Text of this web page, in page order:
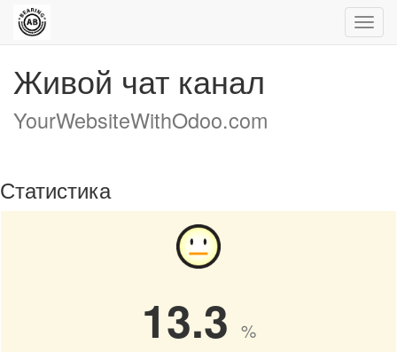
Живой чат канал
YourWebsiteWithOdoo.com
Статистика
13.3 %